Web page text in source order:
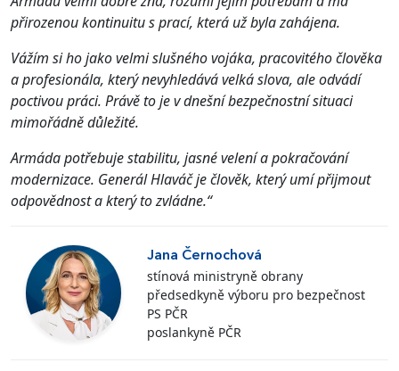
přirozenou kontinuitu s prací, která už byla zahájena.
Vážím si ho jako velmi slušného vojáka, pracovitého člověka
a profesionála, který nevyhledává velká slova, ale odvádí
poctivou práci. Právě to je v dnešní bezpečnostní situaci
mimořádně důležité.
Armáda potřebuje stabilitu, jasné velení a pokračování
modernizace. Generál Hlaváč je člověk, který umí přijmout
odpovědnost a který to zvládne.“
Jana Černochová
stínová ministryně obrany
předsedkyně výboru pro bezpečnost
PS PČR
poslankyně PČR